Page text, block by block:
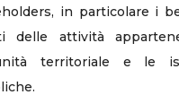
in particolare i
delle attività
territoriale e le